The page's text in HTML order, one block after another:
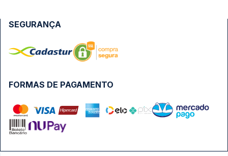
FORMAS DE PAGAMENTO
SEGURANÇA